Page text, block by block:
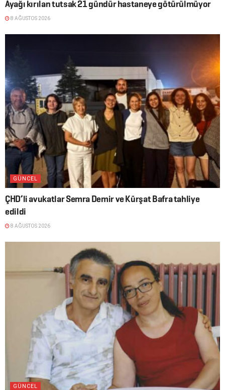
Ayağı kırılan tutsak 21 gündür hastaneye götürülmüyor
8 AĞUSTOS 2026
GÜNCEL
ÇHD’li avukatlar Semra Demir ve Kürşat Bafra tahliye
edildi
8 AĞUSTOS 2026
GÜNCEL